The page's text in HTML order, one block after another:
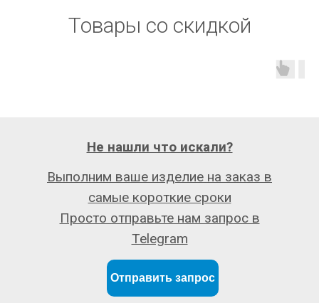
Товары со скидкой
Отправить запрос
Выполним ваше изделие на заказ в
самые короткие сроки
Просто отправьте нам запрос в
Telegram
Не нашли что искали?